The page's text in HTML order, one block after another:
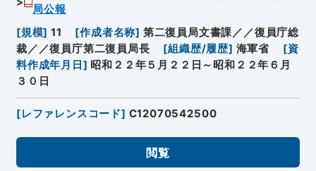
局公報
[規模] 11 [作成者名称] 第二復員局文書課／／復員庁総
裁／／復員庁第二復員局長
[組織歴/履歴] 海軍省 [資
料作成年月日 ] 昭和２２年５月２２日～昭和２２年６月
３０日
[レファレンスコード] C12070542500
閲覧